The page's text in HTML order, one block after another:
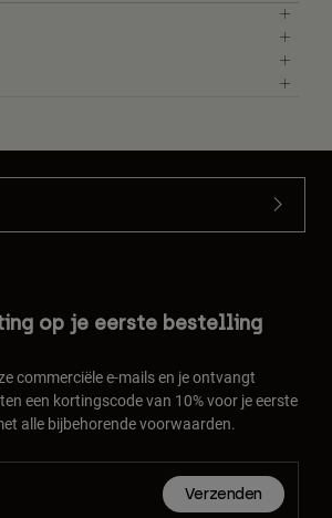
op je eerste bestelling
commerciële e-mails en je ontvangt
een kortingscode van 10% voor je eerste
alle bijbehorende voorwaarden.
Verzenden